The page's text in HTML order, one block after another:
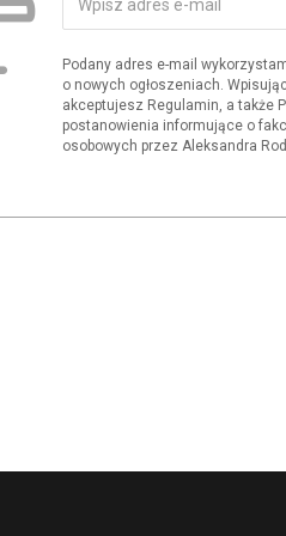
Podany adres e-mail
o nowych ogłoszeniach.
akceptujesz Regulamin, a także
postanowienia informujące o
osobowych przez Aleksandra